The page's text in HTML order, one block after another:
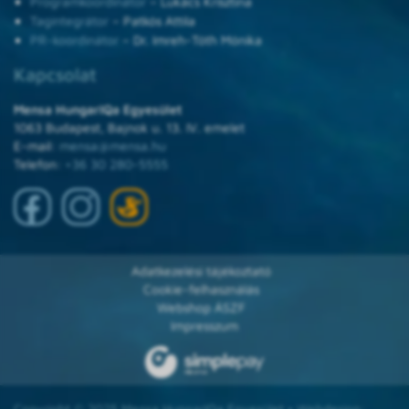
Tagintegrátor
– Patkós Attila
PR-koordinátor – Dr. Imreh-Tóth Mónika
Kapcsolat
Mensa HungarIQa Egyesület
1063 Budapest, Bajnok u. 13. IV. emelet
E-mail: mensa@mensa.hu
Telefon:
+36 30 280-5555
Adatkezelési tájékoztató
Cookie-felhasználás
Webshop ÁSZF
Impresszum